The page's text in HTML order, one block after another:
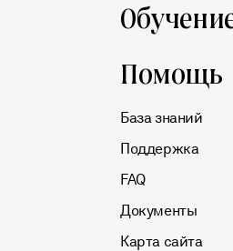
Помощь
База знаний
Поддержка
FAQ
Документы
Карта сайта